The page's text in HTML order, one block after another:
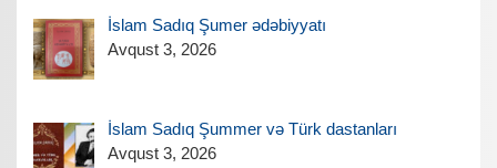
İslam Sadıq Şumer ədəbiyyatı
Avqust 3, 2026
İslam Sadıq Şummer və Türk dastanları
Avqust 3, 2026